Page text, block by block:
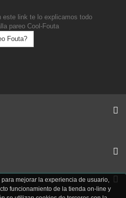
mejorar la experiencia de usuario,
funcionamiento de la tienda on-line y
este link te lo explicamos todo
pareo Cool-Fouta
Fouta?